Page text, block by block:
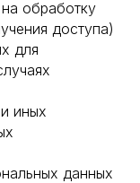
обработку
доступа)
для
иных
данных